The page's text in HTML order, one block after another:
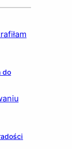
do